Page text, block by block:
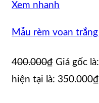
Xem nhanh
Mẫu rèm voan
400.000₫ Giá gốc
hiện tại là: